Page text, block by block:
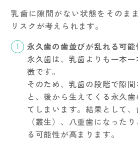
乳歯に隙間がない状態をそのま
リスクが考えられます。
永久歯の歯並びが乱れる可能
永久歯は、乳歯よりも一本
徴です。
そのため、乳歯の段階で隙
と、後から生えてくる永久
てしまいます。結果として
（叢生）、八重歯になった
る可能性が高まります。